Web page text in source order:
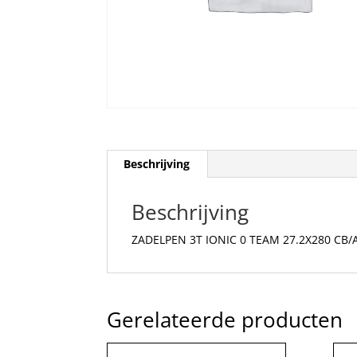
Beschrijving
Beschrijving
ZADELPEN 3T IONIC 0 TEAM 27.2X280 CB/
Gerelateerde producten